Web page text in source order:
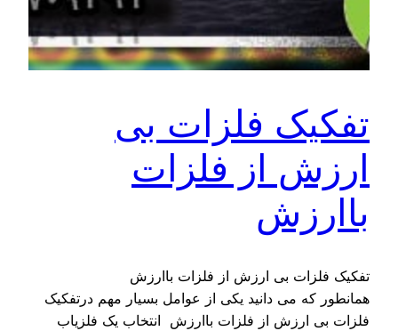
تفکیک فلزات بی
ارزش از فلزات
باارزش
تفکیک فلزات بی ارزش از فلزات باارزش
همانطور که می دانید یکی از عوامل بسیار مهم درتفکیک
فلزات بی ارزش از فلزات باارزش انتخاب یک فلزیاب